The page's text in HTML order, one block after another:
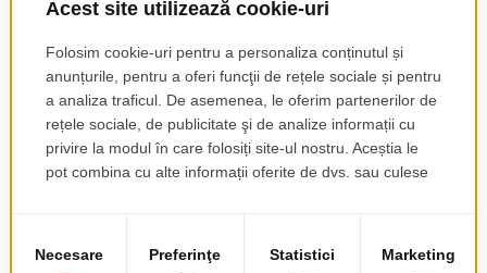
Amenajare Sala De
Evenimente Baba
Novac
Amenajare
Restaurant Studio
Hermes